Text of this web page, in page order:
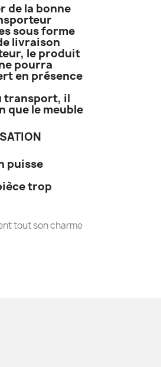
de la bonne
sous forme
livraison
le produit
pourra
en présence
transport, il
que le meuble
puisse
trop
tout son charme